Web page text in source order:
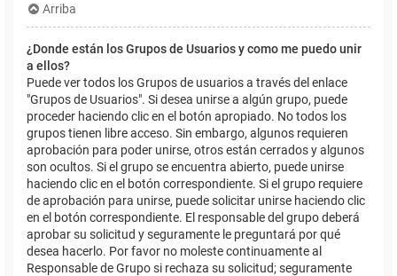
Arriba
¿Donde están los Grupos de Usuarios y como me puedo unir
a ellos?
Puede ver todos los Grupos de usuarios a través del enlace
"Grupos de Usuarios". Si desea unirse a algún grupo, puede
proceder haciendo clic en el botón apropiado. No todos los
grupos tienen libre acceso. Sin embargo, algunos requieren
aprobación para poder unirse, otros están cerrados y algunos
son ocultos. Si el grupo se encuentra abierto, puede unirse
haciendo clic en el botón correspondiente. Si el grupo requiere
de aprobación para unirse, puede solicitar unirse haciendo clic
en el botón correspondiente. El responsable del grupo deberá
aprobar su solicitud y seguramente le preguntará por qué
desea hacerlo. Por favor no moleste continuamente al
Responsable de Grupo si rechaza su solicitud; seguramente